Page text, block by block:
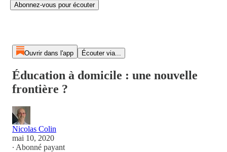
Abonnez-vous pour écouter
Ouvrir dans l'app Écouter via...
Éducation à domicile : une nouvelle
frontière ?
Nicolas Colin
mai 10, 2020
∙ Abonné payant